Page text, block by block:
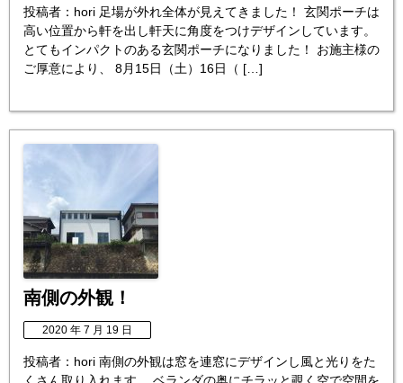
投稿者：hori 足場が外れ全体が見えてきました！ 玄関ポーチは
高い位置から軒を出し軒天に角度をつけデザインしています。
とてもインパクトのある玄関ポーチになりました！ お施主様の
ご厚意により、 8月15日（土）16日（ […]
南側の外観！
2020 年 7 月 19 日
投稿者：hori 南側の外観は窓を連窓にデザインし風と光りをた